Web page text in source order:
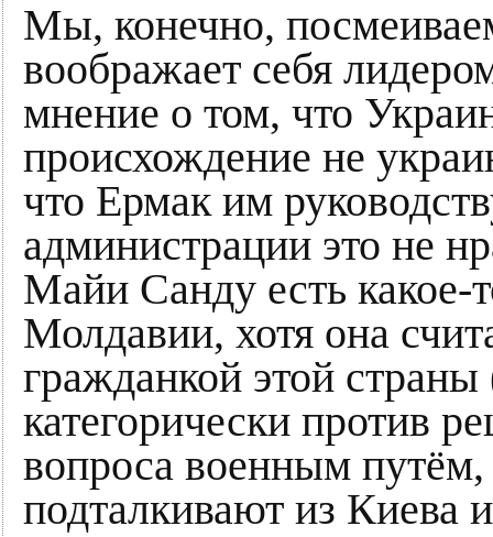
Мы, конечно,
воображает себя
мнение о том, что
происхождение не
что Ермак им
администрации это не
Майи Санду есть какое-
Молдавии, хотя она
гражданкой этой
категорически против
вопроса военным путём,
подталкивают из Киева